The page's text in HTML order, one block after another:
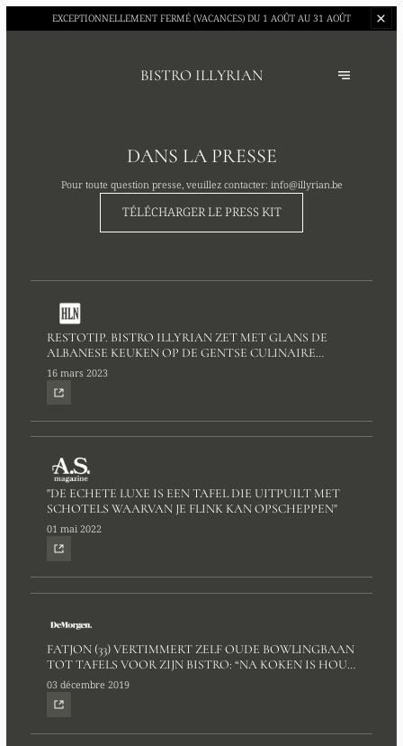
EXCEPTIONNELLEMENT FERMÉ (VACANCES) DU 1 AOÛT AU 31 AOÛT
BISTRO ILLYRIAN
DANS LA PRESSE
Pour toute question presse, veuillez contacter: info@illyrian.be
TÉLÉCHARGER LE PRESS KIT
RESTOTIP. BISTRO ILLYRIAN ZET MET GLANS DE
ALBANESE KEUKEN OP DE GENTSE CULINAIRE
KAART
16 mars 2023
"DE ECHETE LUXE IS EEN TAFEL DIE UITPUILT MET
SCHOTELS WAARVAN JE FLINK KAN OPSCHEPPEN"
01 mai 2022
FATJON (33) VERTIMMERT ZELF OUDE BOWLINGBAAN
TOT TAFELS VOOR ZIJN BISTRO: “NA KOKEN IS HOUT
MIJN TWEEDE PASSIE”
03 décembre 2019